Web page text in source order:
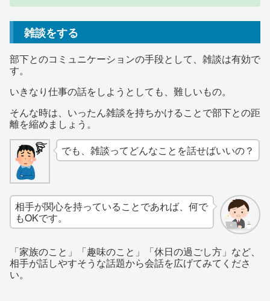
雑談をする
部下とのコミュニケーションの手段として、雑談は有効で
す。
いきなり仕事の話をしようとしても、難しいもの。
そんな時は、いったん雑談を持ちかけることで部下との距
離を縮めましょう。
でも、雑談ってどんなことを話せばいいの？
相手が関心を持っていることであれば、何で
もOKです。
「家族のこと」「趣味のこと」「休日の過ごし方」など、
相手が話しやすそうな話題から会話を広げてみてくださ
い。